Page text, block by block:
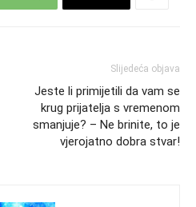
Slijedeća objava
Jeste li primijetili da vam se
krug prijatelja s vremenom
smanjuje? – Ne brinite, to je
vjerojatno dobra stvar!